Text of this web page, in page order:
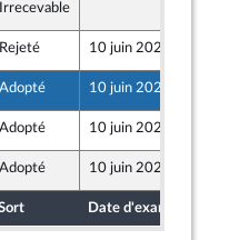
Irrecevable
Rejeté 10 juin 2026
Adopté 10 juin 2026
Adopté 10 juin 2026
Adopté 10 juin 2026
Date d'examen